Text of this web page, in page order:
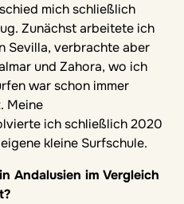
mich schließlich
Zunächst arbeitete ich
Sevilla, verbrachte aber
und Zahora, wo ich
war schon immer
Meine
ich schließlich 2020
kleine Surfschule.
Andalusien im Vergleich